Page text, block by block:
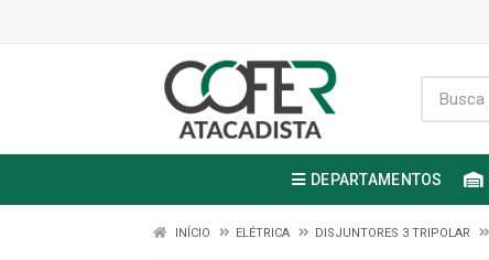
DEPARTAMENTOS
INÍCIO ELÉTRICA DISJUNTORES 3 TRIPOLAR